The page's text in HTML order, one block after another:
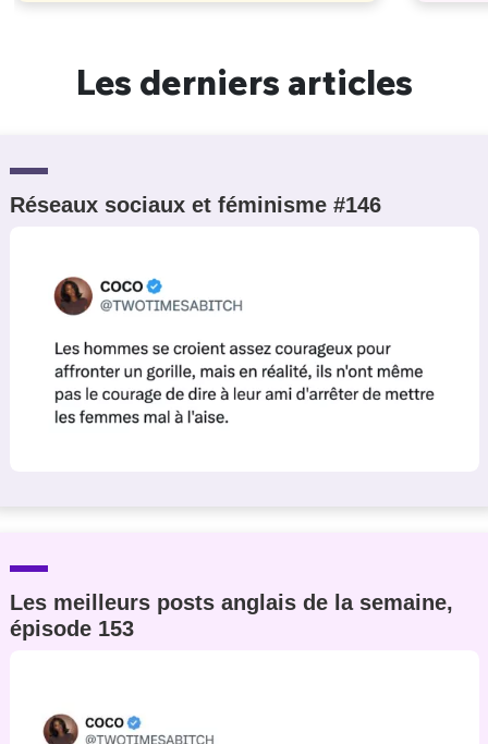
Les derniers articles
Réseaux sociaux et féminisme #146
Les meilleurs posts anglais de la semaine,
épisode 153